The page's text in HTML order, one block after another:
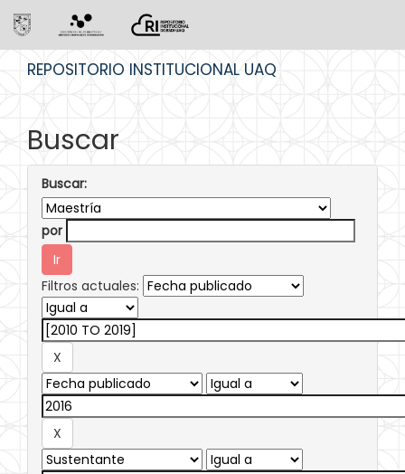
REPOSITORIO INSTITUCIONAL UAQ
Buscar
Buscar:
por
Filtros actuales: